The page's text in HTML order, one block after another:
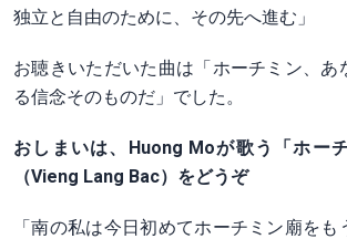
独立と自由のために、その先へ進む」
お聴きいただいた曲は「ホーチミン、あ
る信念そのものだ」でした。
おしまいは、Huong Moが歌う「ホー
（Vieng Lang Bac）をどうぞ
「南の私は今日初めてホーチミン廟を